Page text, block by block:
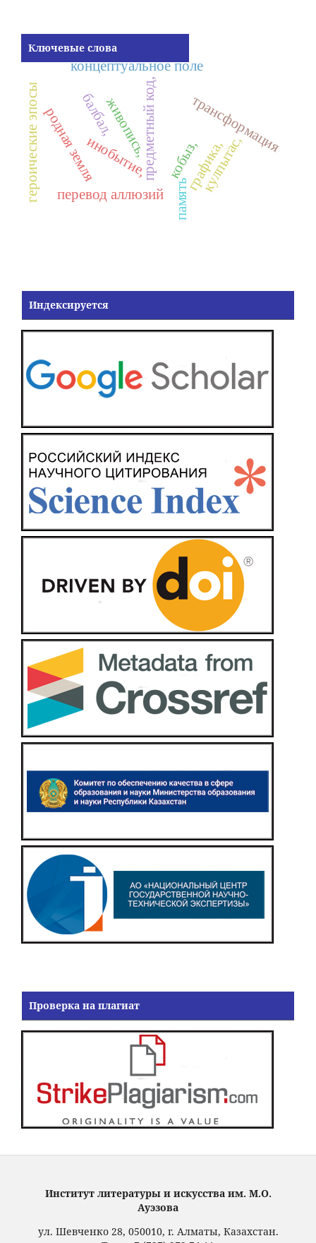
Ключевые слова
живопись,
графика,
кобыз,
балбал,
кулпытас,
предметный код,
инобытие,
память
перевод аллюзий
трансформация
концептуальное поле
родная земля
героические эпосы
Индексируется
Проверка на плагиат
Институт литературы и искусства им. М.О.
Ауэзова
ул. Шевченко 28, 050010, г. Алматы, Казахстан.